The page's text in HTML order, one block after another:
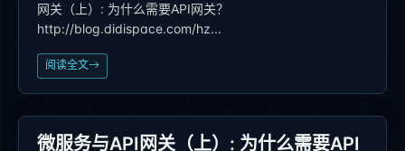
网关（上）: 为什么需要API网关？
http://blog.didispace.com/hz...
阅读全文
微服务与API网关（上）: 为什么需要API